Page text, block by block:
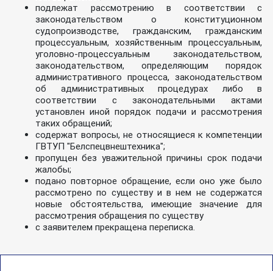
подлежат рассмотрению в соответствии с
законодательством о конституционном
судопроизводстве, гражданским, гражданским
процессуальным, хозяйственным процессуальным,
уголовно-процессуальным законодательством,
законодательством, определяющим порядок
административного процесса, законодательством
об административных процедурах либо в
соответствии с законодательными актами
установлен иной порядок подачи и рассмотрения
таких обращений;
содержат вопросы, не относящиеся к компетенции
ГВТУП "Белспецвнештехника";
пропущен без уважительной причины срок подачи
жалобы;
подано повторное обращение, если оно уже было
рассмотрено по существу и в нем не содержатся
новые обстоятельства, имеющие значение для
рассмотрения обращения по существу
с заявителем прекращена переписка.